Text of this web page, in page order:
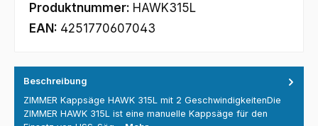
Produktnummer: HAWK315L
EAN: 4251770607043
Beschreibung
ZIMMER Kappsäge HAWK 315L mit 2 GeschwindigkeitenDie
ZIMMER HAWK 315L ist eine manuelle Kappsäge für den